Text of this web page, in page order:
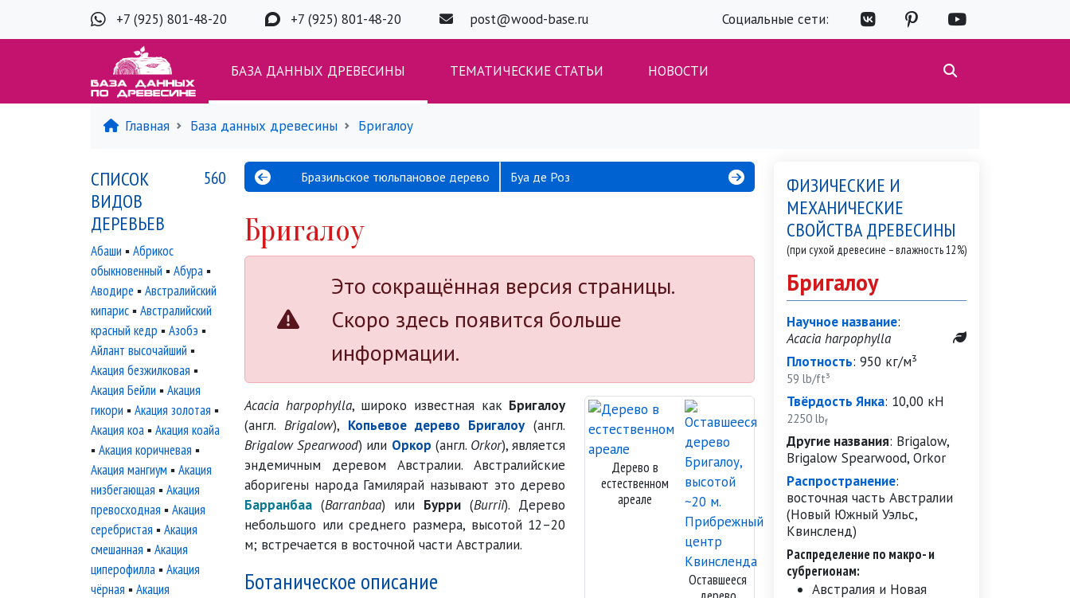
+7 (925) 801-48-20 +7 (925) 801-48-20 post@wood-base.ru Социальные сети:
БАЗА ДАННЫХ ДРЕВЕСИНЫ ТЕМАТИЧЕСКИЕ СТАТЬИ НОВОСТИ
Главная База данных древесины Бригалоу
Бразильское тюльпановое дерево Буа де Роз
Бригалоу
Это сокращённая версия страницы.
Скоро здесь появится больше
информации.
Дерево в
естественном
ареале
Оставшееся
Acacia harpophylla, широко известная как Бригалоу
(англ.Brigalow), Копьевое дерево Бригалоу(англ.
Brigalow Spearwood) или Оркор (англ. Orkor), является
эндемичным деревом Австралии. Австралийские
аборигены народа Гамилярай называют это дерево
Барранбаа (Barranbaa) или Бурри (Burrii). Дерево
небольшого или среднего размера, высотой 12–20
м; встречается в восточной части Австралии.
Ботаническое описание
СПИСОК
ВИДОВ
ДЕРЕВЬЕВ
560
Абаши ▪Абрикос
обыкновенный ▪Абура ▪
Аводире ▪Австралийский
кипарис ▪Австралийский
красный кедр ▪Азобэ ▪
Айлант высочайший ▪
Акация безжилковая ▪
Акация Бейли ▪Акация
гикори ▪Акация золотая ▪
Акация коа ▪Акация коайа
▪Акация коричневая ▪
Акация мангиум ▪Акация
низбегающая ▪Акация
превосходная ▪Акация
серебристая ▪Акация
смешанная ▪Акация
циперофилла ▪Акация
чёрная ▪Акация
ФИЗИЧЕСКИЕ И
МЕХАНИЧЕСКИЕ
СВОЙСТВА ДРЕВЕСИНЫ
(при сухой древесине – влажность 12%)
Бригалоу
Научное название:
Acacia harpophylla
Плотность: 950 кг/м³
59 lb/ft³
Твёрдость Янка: 10,00 кН
2250 lbf
Другие названия: Brigalow,
Brigalow Spearwood, Orkor
Распространение:
восточная часть Австралии
(Новый Южный Уэльс,
Квинсленд)
Распределение по макро- и
субрегионам:
Австралия и Новая